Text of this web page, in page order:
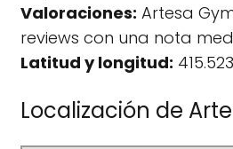
Valoraciones: Artesa
reviews con una nota
Latitud y longitud:
Localización de